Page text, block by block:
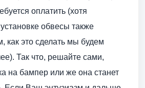
оплатить (хотя
обвесы также
как это сделать мы будем
Так что, решайте сами,
на бампер или же она станет